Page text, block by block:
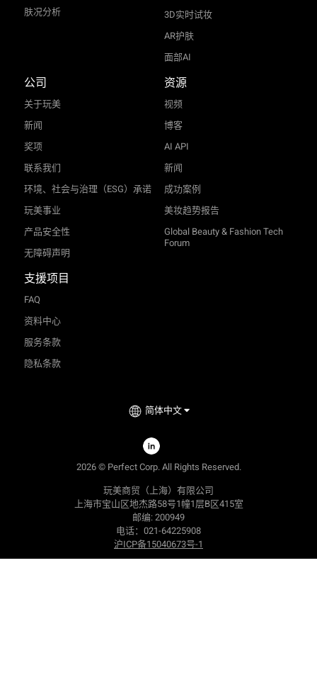
肤况分析
3D实时试妆
AR护肤
面部AI
公司
关于玩美
新闻
奖项
联系我们
环境、社会与治理（ESG）承诺
玩美事业
产品安全性
无障碍声明
资源
视频
博客
AI API
新闻
成功案例
美妆趋势报告
Global Beauty & Fashion Tech
Forum
支援项目
FAQ
资料中心
服务条款
隐私条款
简体中文
2026© Perfect Corp. All Rights Reserved.
玩美商贸（上海）有限公司
上海市宝山区地杰路58号1幢1层B区415室
邮编: 200949
电话：021-64225908
沪ICP备15040673号-1